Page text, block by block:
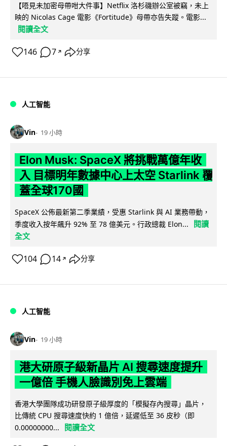
【唔見未加密母帶咁大件事】Netflix 洛杉磯辦公室被竊，未上
映的 Nicolas Cage 電影《Fortitude》母帶亦告失蹤。電影...
閱讀全文
146 7 ↗ 分享
人工智能
Vin 19 小時
Elon Musk: SpaceX 將挑戰萬億年收
入 目標明年數據中心上太空 Starlink 覆
蓋全球170國
SpaceX 公佈最新第二季業績，受惠 Starlink 與 AI 業務帶動，
季度收入按年飆升 92% 至 78 億美元。行政總裁 Elon...
閱讀
全文
104 14 ↗ 分享
人工智能
Vin 19 小時
港大研原子級新晶片 AI 搜尋速度提升
一億倍 手機人臉識別免上雲端
香港大學團隊成功研發原子級厚度的「模擬存內搜尋」晶片，
比傳統 CPU 搜尋速度快約 1 億倍，延遲低至 36 皮秒（即
0.00000000...
閱讀全文